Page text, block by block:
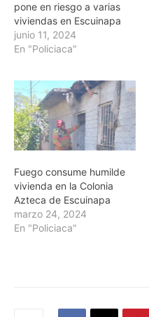
pone en riesgo a varias
viviendas en Escuinapa
junio 11, 2024
En "Policiaca"
Fuego consume humilde
vivienda en la Colonia
Azteca de Escuinapa
marzo 24, 2024
En "Policiaca"